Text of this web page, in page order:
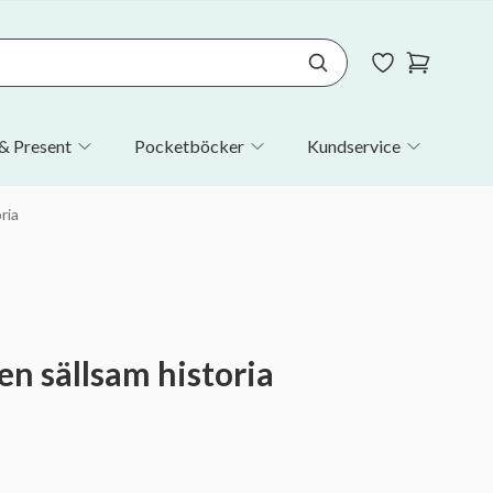
Present Pocketböcker Kundservice
sällsam historia